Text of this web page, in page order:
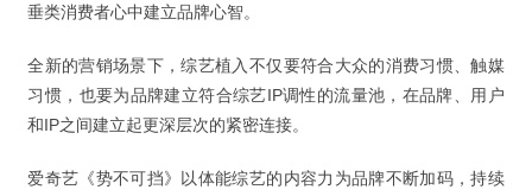
垂类消费者心中建立品牌心智。
全新的营销场景下，综艺植入不仅要符合大众的消费习惯、触媒
习惯，也要为品牌建立符合综艺IP调性的流量池，在品牌、用户
和IP之间建立起更深层次的紧密连接。
爱奇艺《势不可挡》以体能综艺的内容力为品牌不断加码，持续